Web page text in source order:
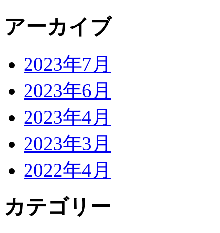
アーカイブ
2023年7月
2023年6月
2023年4月
2023年3月
2022年4月
カテゴリー